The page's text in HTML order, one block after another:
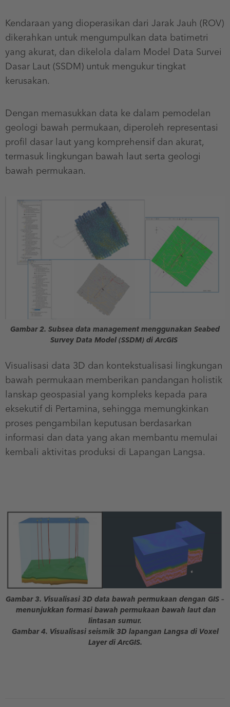
Kendaraan yang dioperasikan dari Jarak Jauh (ROV)
dikerahkan untuk mengumpulkan data batimetri
yang akurat, dan dikelola dalam Model Data Survei
Dasar Laut (SSDM) untuk mengukur tingkat
kerusakan.
Dengan memasukkan data ke dalam pemodelan
geologi bawah permukaan, diperoleh representasi
profil dasar laut yang komprehensif dan akurat,
termasuk lingkungan bawah laut serta geologi
bawah permukaan.
Gambar 2. Subsea data management menggunakan Seabed
Survey Data Model (SSDM) di ArcGIS
Visualisasi data 3D dan kontekstualisasi lingkungan
bawah permukaan memberikan pandangan holistik
lanskap geospasial yang kompleks kepada para
eksekutif di Pertamina, sehingga memungkinkan
proses pengambilan keputusan berdasarkan
informasi dan data yang akan membantu memulai
kembali aktivitas produksi di Lapangan Langsa.
Gambar 3. Visualisasi 3D data bawah permukaan dengan GIS –
menunjukkan formasi bawah permukaan bawah laut dan
lintasan sumur.
Gambar 4. Visualisasi seismik 3D lapangan Langsa di Voxel
Layer di ArcGIS.